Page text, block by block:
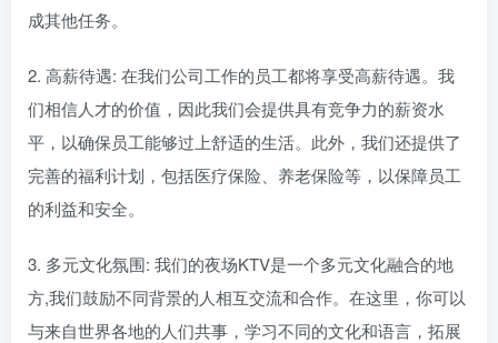
成其他任务。
2. 高薪待遇: 在我们公司工作的员工都将享受高薪待遇。我
们相信人才的价值，因此我们会提供具有竞争力的薪资水
平，以确保员工能够过上舒适的生活。此外，我们还提供了
完善的福利计划，包括医疗保险、养老保险等，以保障员工
的利益和安全。
3. 多元文化氛围: 我们的夜场KTV是一个多元文化融合的地
方,我们鼓励不同背景的人相互交流和合作。在这里，你可以
与来自世界各地的人们共事，学习不同的文化和语言，拓展